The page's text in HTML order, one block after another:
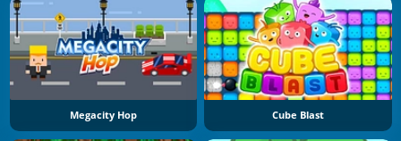
Megacity Hop Cube Blast